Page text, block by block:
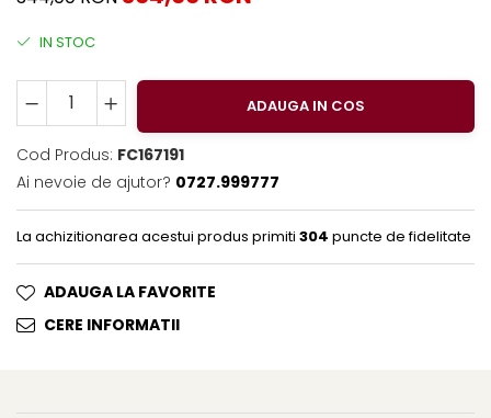
Lyra
Aristo
Fara
Standardgraph
Papermate
Pilot
IN STOC
ADAUGA IN COS
Cod Produs: FC167191
Ai nevoie de ajutor? 0727.999777
La achizitionarea acestui produs primiti 304 puncte de fidelitate
ADAUGA LA FAVORITE
CERE INFORMATII